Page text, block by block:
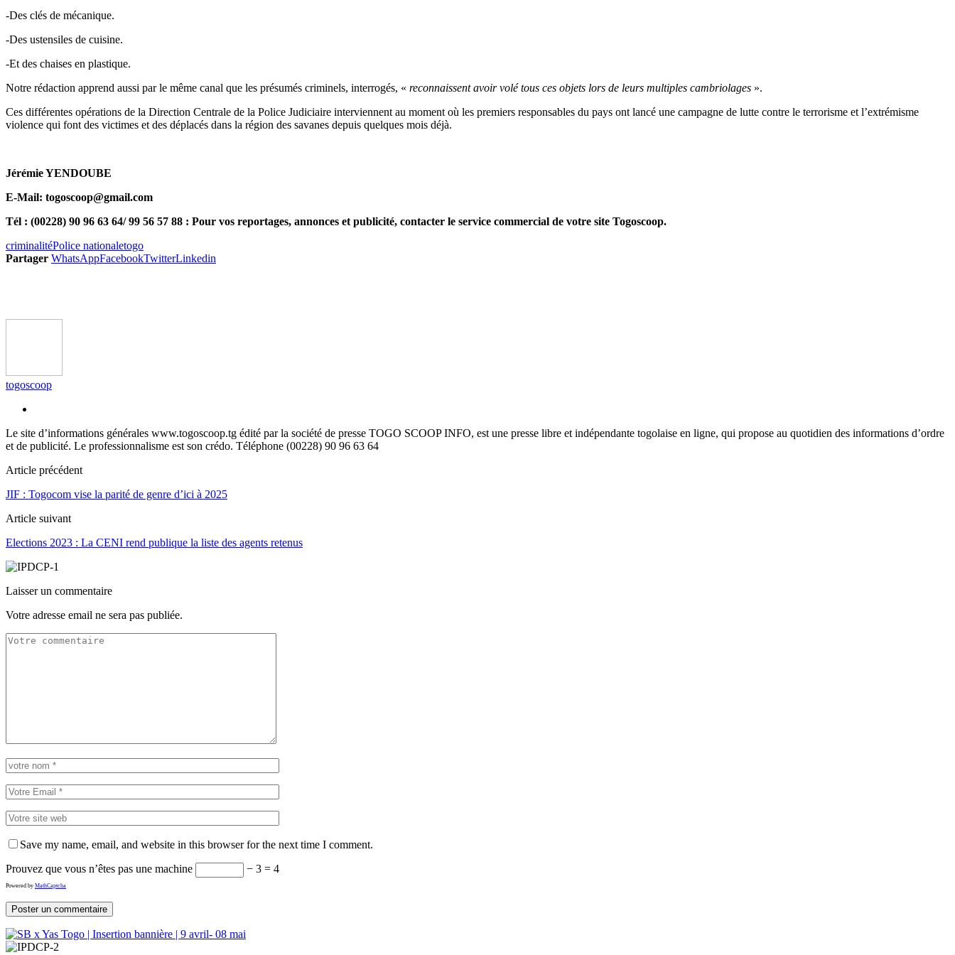
-Des clés de mécanique.
-Des ustensiles de cuisine.
-Et des chaises en plastique.
Notre rédaction apprend aussi par le même canal que les présumés criminels, interrogés, « reconnaissent avoir volé tous ces objets lors de leurs multiples cambriolages ».
Ces différentes opérations de la Direction Centrale de la Police Judiciaire interviennent au moment où les premiers responsables du pays ont lancé une campagne de lutte contre le terrorisme et l’extrémisme
violence qui font des victimes et des déplacés dans la région des savanes depuis quelques mois déjà.
Jérémie YENDOUBE
E-Mail: togoscoop@gmail.com
Tél : (00228) 90 96 63 64/ 99 56 57 88 : Pour vos reportages, annonces et publicité, contacter le service commercial de votre site Togoscoop.
criminalitéPolice nationaletogo
Partager WhatsAppFacebookTwitterLinkedin
togoscoop
Le site d’informations générales www.togoscoop.tg édité par la société de presse TOGO SCOOP INFO, est une presse libre et indépendante togolaise en ligne, qui propose au quotidien des informations d’ordre
et de publicité. Le professionnalisme est son crédo. Téléphone (00228) 90 96 63 64
Article précédent
JIF : Togocom vise la parité de genre d’ici à 2025
Article suivant
Elections 2023 : La CENI rend publique la liste des agents retenus
Laisser un commentaire
Votre adresse email ne sera pas publiée.
Save my name, email, and website in this browser for the next time I comment.
Prouvez que vous n’êtes pas une machine − 3 = 4
Powered by MathCaptcha